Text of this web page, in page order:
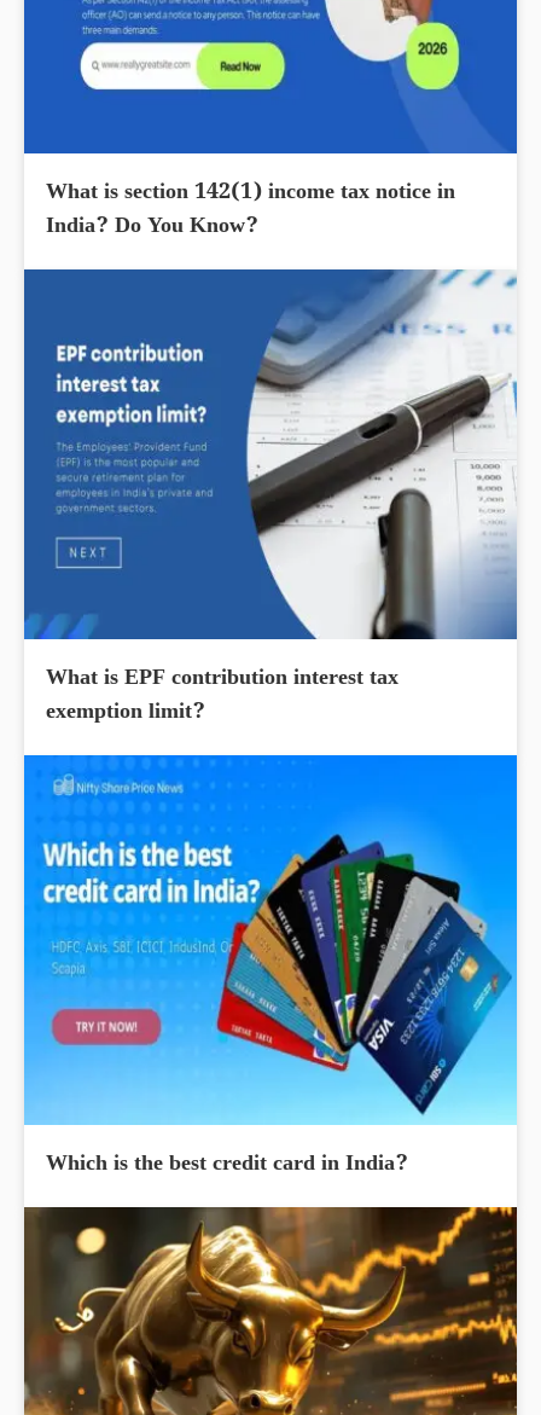
What is section 142(1) income tax notice in
India? Do You Know?
What is EPF contribution interest tax
exemption limit?
Which is the best credit card in India?